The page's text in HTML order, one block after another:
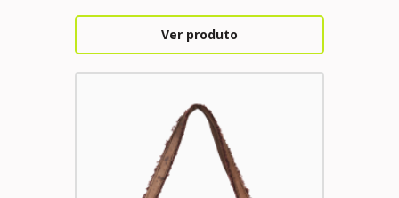
Ver produto